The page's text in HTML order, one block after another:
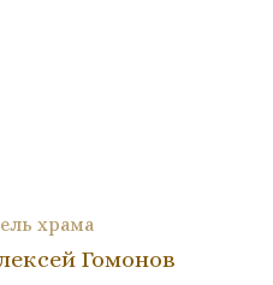
храма
Гомонов